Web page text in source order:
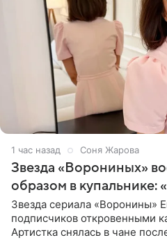
1 час назад Соня Жарова
Звезда «Ворониных»
образом в купальнике:
Звезда сериала «Воронины»
подписчиков откровенными
Артистка снялась в чане